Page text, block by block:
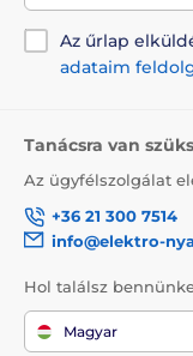
Az űrlap
adataim
Tanácsra van
Az ügyfélszolgálat
+36 21 300 7514
info@elektro-
Hol találsz
Magyar